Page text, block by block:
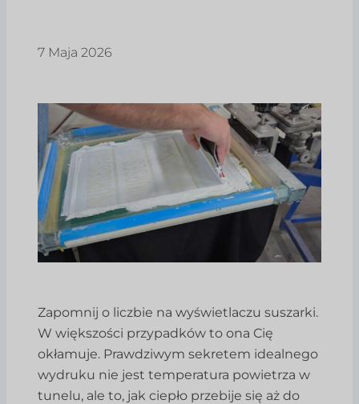
7 Maja 2026
Zapomnij o liczbie na wyświetlaczu suszarki.
W większości przypadków to ona Cię
okłamuje. Prawdziwym sekretem idealnego
wydruku nie jest temperatura powietrza w
tunelu, ale to, jak ciepło przebije się aż do